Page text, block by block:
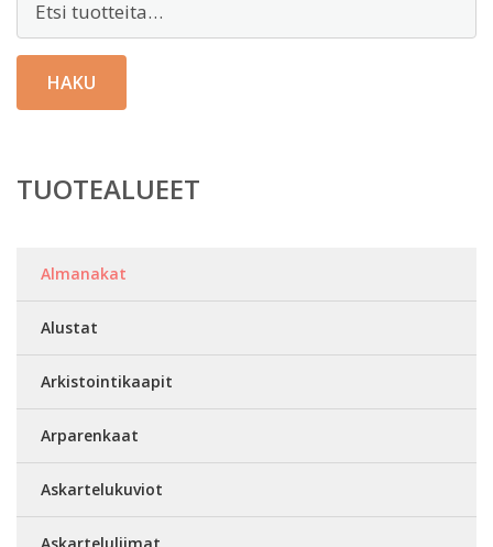
HAKU
TUOTEALUEET
Almanakat
Alustat
Arkistointikaapit
Arparenkaat
Askartelukuviot